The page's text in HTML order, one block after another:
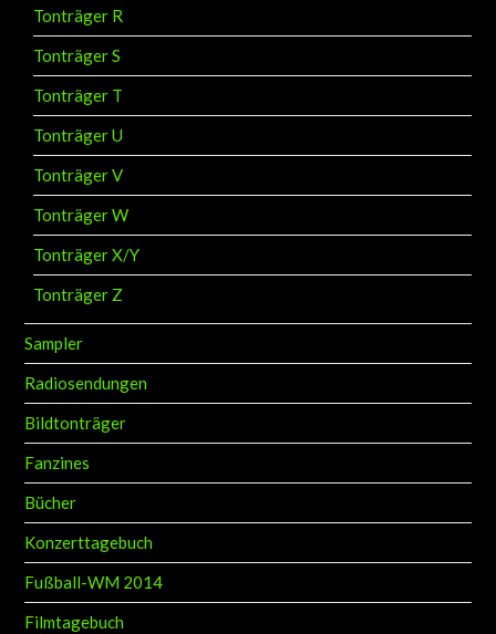
Tonträger R
Tonträger S
Tonträger T
Tonträger U
Tonträger V
Tonträger W
Tonträger X/Y
Tonträger Z
Sampler
Radiosendungen
Bildtonträger
Fanzines
Bücher
Konzerttagebuch
Fußball-WM 2014
Filmtagebuch